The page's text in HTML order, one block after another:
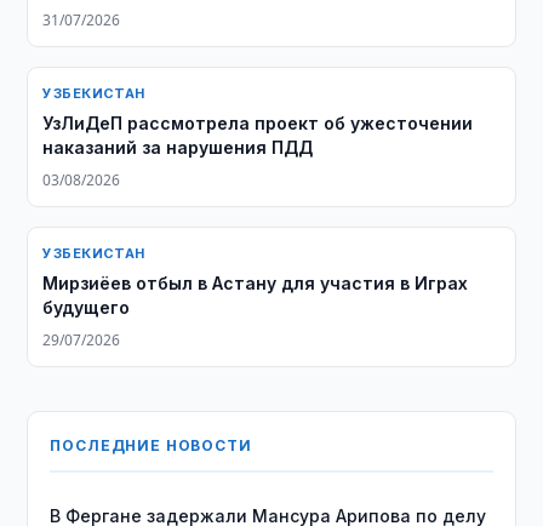
31/07/2026
УЗБЕКИСТАН
УзЛиДеП рассмотрела проект об ужесточении
наказаний за нарушения ПДД
03/08/2026
УЗБЕКИСТАН
Мирзиёев отбыл в Астану для участия в Играх
будущего
29/07/2026
ПОСЛЕДНИЕ НОВОСТИ
В Фергане задержали Мансура Арипова по делу